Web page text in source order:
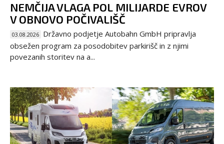
NEMČIJA VLAGA POL MILIJARDE EVROV
V OBNOVO POČIVALIŠČ
03.08.2026 Državno podjetje Autobahn GmbH pripravlja
obsežen program za posodobitev parkirišč in z njimi
povezanih storitev na a...